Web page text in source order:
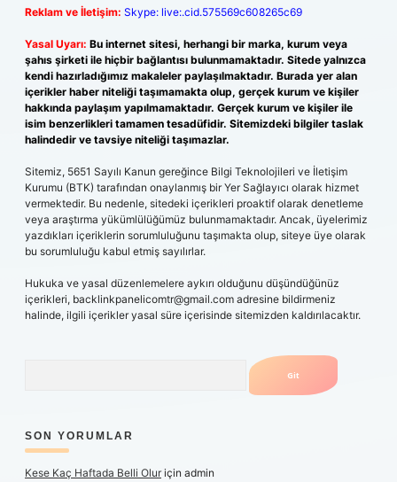
Reklam ve İletişim: Skype: live:.cid.575569c608265c69
Yasal Uyarı: Bu internet sitesi, herhangi bir marka, kurum veya
şahıs şirketi ile hiçbir bağlantısı bulunmamaktadır. Sitede yalnızca
kendi hazırladığımız makaleler paylaşılmaktadır. Burada yer alan
içerikler haber niteliği taşımamakta olup, gerçek kurum ve kişiler
hakkında paylaşım yapılmamaktadır. Gerçek kurum ve kişiler ile
isim benzerlikleri tamamen tesadüfidir. Sitemizdeki bilgiler taslak
halindedir ve tavsiye niteliği taşımazlar.
Sitemiz, 5651 Sayılı Kanun gereğince Bilgi Teknolojileri ve İletişim
Kurumu (BTK) tarafından onaylanmış bir Yer Sağlayıcı olarak hizmet
vermektedir. Bu nedenle, sitedeki içerikleri proaktif olarak denetleme
veya araştırma yükümlülüğümüz bulunmamaktadır. Ancak, üyelerimiz
yazdıkları içeriklerin sorumluluğunu taşımakta olup, siteye üye olarak
bu sorumluluğu kabul etmiş sayılırlar.
Hukuka ve yasal düzenlemelere aykırı olduğunu düşündüğünüz
içerikleri, backlinkpanelicomtr@gmail.com adresine bildirmeniz
halinde, ilgili içerikler yasal süre içerisinde sitemizden kaldırılacaktır.
SON YORUMLAR
Kese Kaç Haftada Belli Oluriçin admin